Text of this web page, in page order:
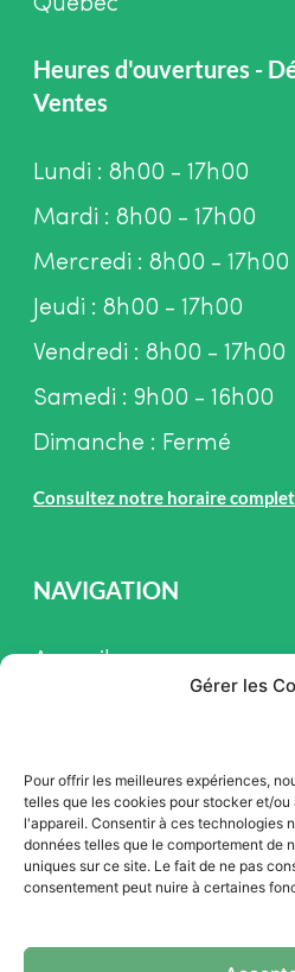
Gérer les
Pour offrir les meilleures expériences,
telles que les cookies pour stocker et/
l'appareil. Consentir à ces technologies
données telles que le comportement de
uniques sur ce site. Le fait de ne pas
consentement peut nuire à certaines
Heures d'ouvertures -
Ventes
Lundi : 8h00 - 17h00
Mardi : 8h00 - 17h00
Mercredi : 8h00 - 17h00
Jeudi : 8h00 - 17h00
Vendredi : 8h00 - 17h00
Samedi : 9h00 - 16h00
Dimanche : Fermé
Consultez notre horaire complet
NAVIGATION
Accueil
Promotion
Blogue
Nous contacter